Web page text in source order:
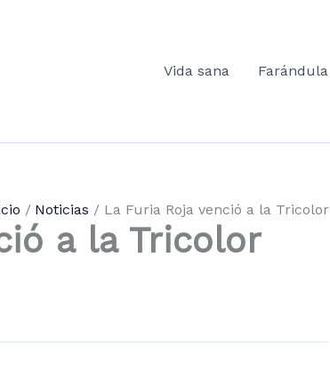
Vida sana
Farándula
Noticias La Furia Roja venció a la Tricolor
a la Tricolor